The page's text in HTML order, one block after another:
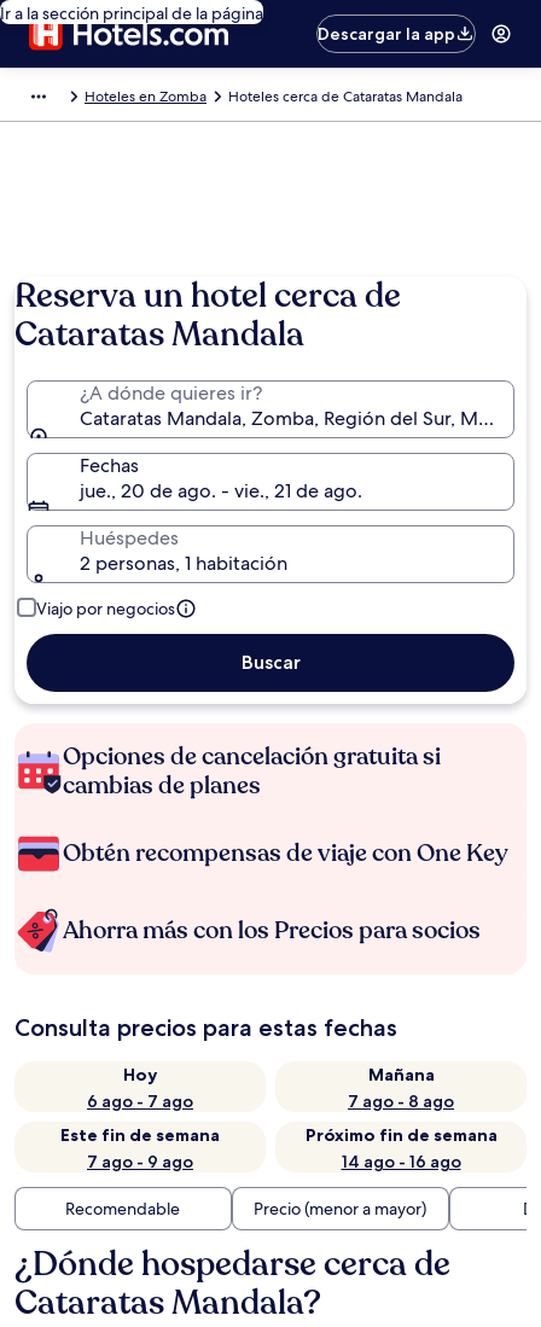
Ir a la sección principal de la página
Descargar la app
Hoteles en Zomba Hoteles cerca de Cataratas Mandala
Reserva un hotel cerca de
Cataratas Mandala
¿A dónde quieres ir?
Cataratas Mandala, Zomba, Región del Sur, Malawi
Fechas
jue., 20 de ago. - vie., 21 de ago.
Huéspedes
2 personas, 1 habitación
Viajo por negocios
Buscar
Opciones de cancelación gratuita si
cambias de planes
Obtén recompensas de viaje con One Key
Ahorra más con los Precios para socios
Consulta precios para estas fechas
Hoy
6 ago - 7 ago
Mañana
7 ago - 8 ago
Este fin de semana
7 ago - 9 ago
Próximo fin de semana
14 ago - 16 ago
Recomendable Precio (menor a mayor)
¿Dónde hospedarse cerca de
Cataratas Mandala?